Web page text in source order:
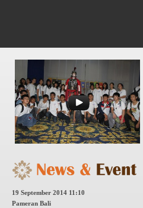
19 September 2014 11:10
Pameran Bali